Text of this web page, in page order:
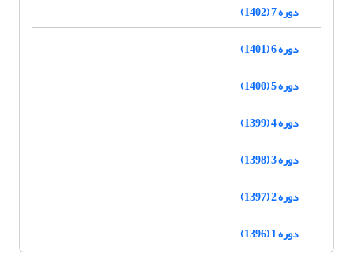
دوره 7 (1402)
دوره 6 (1401)
دوره 5 (1400)
دوره 4 (1399)
دوره 3 (1398)
دوره 2 (1397)
دوره 1 (1396)